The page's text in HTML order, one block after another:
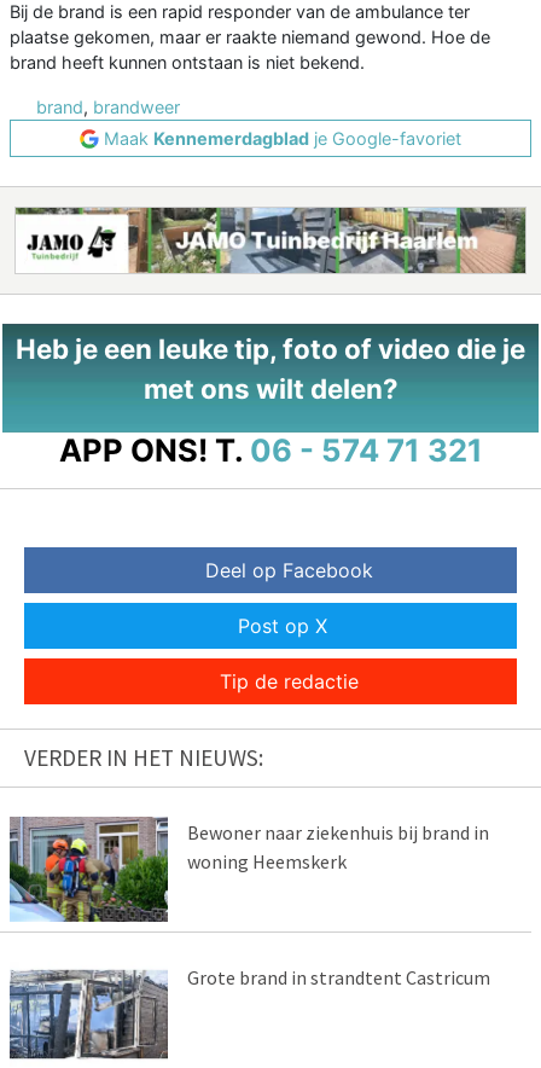
Bij de brand is een rapid responder van de ambulance ter
plaatse gekomen, maar er raakte niemand gewond. Hoe de
brand heeft kunnen ontstaan is niet bekend.
brand, brandweer
Maak Kennemerdagblad je Google-favoriet
Heb je een leuke tip, foto of video die je
met ons wilt delen?
APP ONS! T. 06 - 574 71 321
Deel op Facebook
Post op X
Tip de redactie
VERDER IN HET NIEUWS:
Bewoner naar ziekenhuis bij brand in
woning Heemskerk
Grote brand in strandtent Castricum